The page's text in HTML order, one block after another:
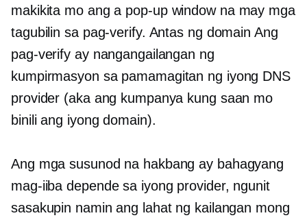
makikita mo ang a pop-upwindow na may mga
tagubilin sa pag-verify. Antas ng domain Ang
pag-verify ay nangangailangan ng
kumpirmasyon sa pamamagitan ng iyong DNS
provider (aka ang kumpanya kung saan mo
binili ang iyong domain).
Ang mga susunod na hakbang ay bahagyang
mag-iiba depende sa iyong provider, ngunit
sasakupin namin ang lahat ng kailangan mong